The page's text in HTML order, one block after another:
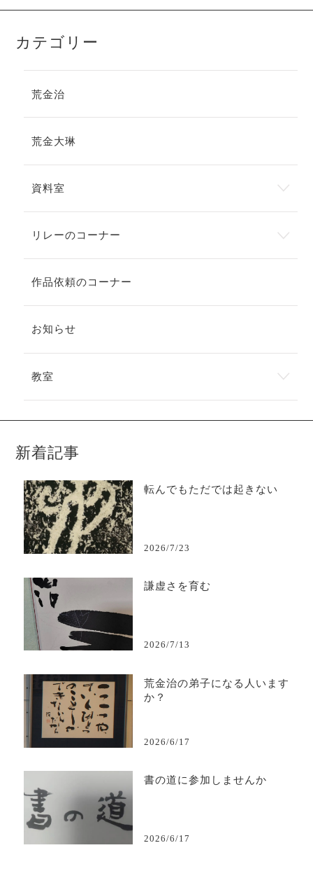
カテゴリー
荒金治
荒金大琳
資料室
リレーのコーナー
作品依頼のコーナー
お知らせ
教室
新着記事
転んでもただでは起きない
2026/7/23
謙虚さを育む
2026/7/13
荒金治の弟子になる人います
か？
2026/6/17
書の道に参加しませんか
2026/6/17